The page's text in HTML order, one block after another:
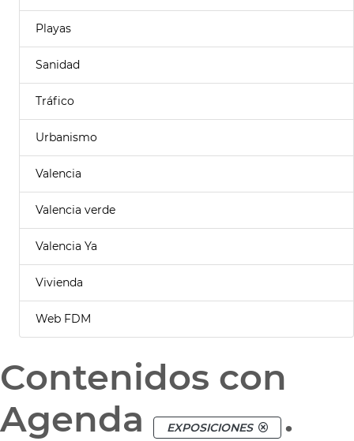
Playas
Sanidad
Tráfico
Urbanismo
Valencia
Valencia verde
Valencia Ya
Vivienda
Web FDM
Contenidos con
Agenda
EXPOSICIONES .